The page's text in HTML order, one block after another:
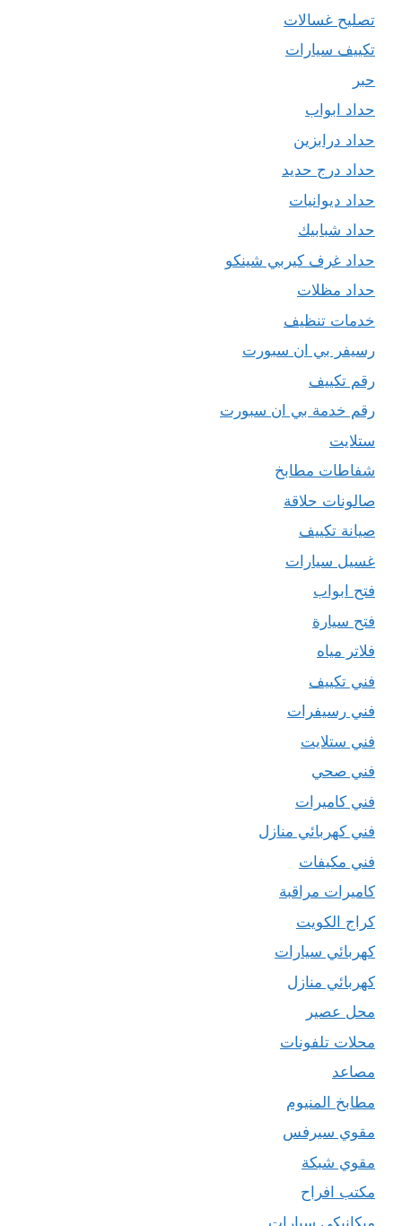
تصليح غسالات
تكييف سيارات
حبر
حداد ابواب
حداد درابزين
حداد درج حديد
حداد ديوانيات
حداد شبابيك
حداد غرف كيربي شينكو
حداد مظلات
خدمات تنظيف
رسيفر بي ان سبورت
رقم تكييف
رقم خدمة بي ان سبورت
ستلايت
شفاطات مطابخ
صالونات حلاقة
صيانة تكييف
غسيل سيارات
فتح ابواب
فتح سيارة
فلاتر مياه
فني تكييف
فني رسيفرات
فني ستلايت
فني صحي
فني كاميرات
فني كهربائي منازل
فني مكيفات
كاميرات مراقبة
كراج الكويت
كهربائي سيارات
كهربائي منازل
محل عصير
محلات تلفونات
مصاعد
مطابخ المنيوم
مقوي سيرفس
مقوي شبكة
مكتب افراح
ميكانيكي سيارات